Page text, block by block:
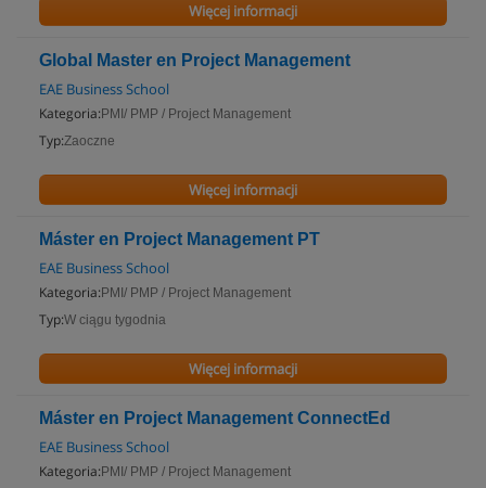
Więcej informacji
Global Master en Project Management
EAE Business School
Kategoria: PMI/ PMP / Project Management
Typ:Zaoczne
Więcej informacji
Máster en Project Management PT
EAE Business School
Kategoria: PMI/ PMP / Project Management
Typ:W ciągu tygodnia
Więcej informacji
Máster en Project Management ConnectEd
EAE Business School
Kategoria: PMI/ PMP / Project Management